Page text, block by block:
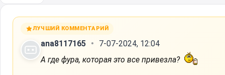
ЛУЧШИЙ КОММЕНТАРИЙ
ana8117165
7-07-2024, 12:04
А где фура, которая это все привезла?